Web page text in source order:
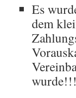
Es
dem
wurde!!!